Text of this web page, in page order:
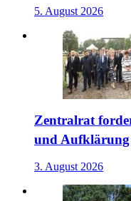
5. August 2026
Zentralrat
und Aufklärung
3. August 2026